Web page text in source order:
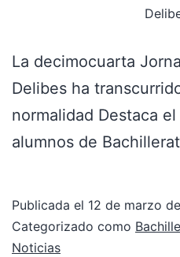
La decimocuarta
Delibes ha
normalidad Destaca
alumnos de
Publicada el 12 de marzo
Categorizado como
Noticias